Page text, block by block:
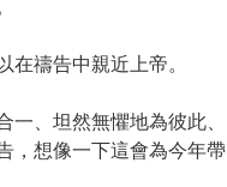
禱告中親近上帝。
、坦然無懼地為彼此、
，想像一下這會為今年帶